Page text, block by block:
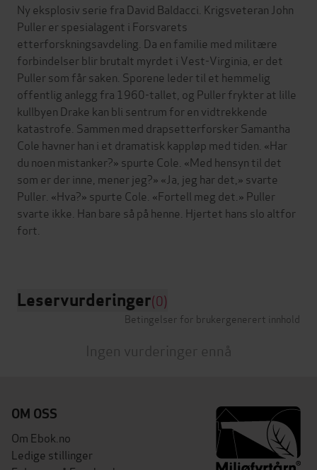
Ny eksplosiv serie fra David Baldacci. Krigsveteran John
Puller er spesialagent i Forsvarets
etterforskningsavdeling. Da en familie med militære
forbindelser blir brutalt myrdet i Vest-Virginia, er det
Puller som får saken. Sporene leder til et hemmelig
offentlig anlegg fra 1960-tallet, og Puller frykter at lille
kullbyen Drake kan bli sentrum for en vidtrekkende
katastrofe. Sammen med drapsetterforsker Samantha
Cole havner han i et dramatisk kappløp med tiden. «Har
du noen mistanker?» spurte Cole. «Med hensyn til det
som er der inne, mener jeg?» «Ja, jeg har det,» svarte
Puller. «Hva?» spurte Cole. «Fortell meg det.» Puller
svarte ikke. Han bare så på henne. Hjertet hans slo altfor
fort.
Leservurderinger(0)
Betingelser for brukergenerert innhold
Ingen vurderinger ennå
OM OSS
Om Ebok.no
Ledige stillinger